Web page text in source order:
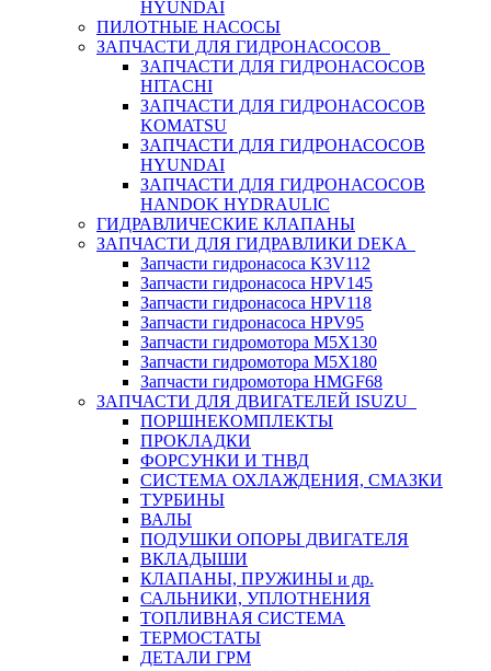
HYUNDAI
ПИЛОТНЫЕ НАСОСЫ
ЗАПЧАСТИ ДЛЯ ГИДРОНАСОСОВ
ЗАПЧАСТИ ДЛЯ ГИДРОНАСОСОВ
HITACHI
ЗАПЧАСТИ ДЛЯ ГИДРОНАСОСОВ
KOMATSU
ЗАПЧАСТИ ДЛЯ ГИДРОНАСОСОВ
HYUNDAI
ЗАПЧАСТИ ДЛЯ ГИДРОНАСОСОВ
HANDOK HYDRAULIC
ГИДРАВЛИЧЕСКИЕ КЛАПАНЫ
ЗАПЧАСТИ ДЛЯ ГИДРАВЛИКИ DEKA
Запчасти гидронасоса K3V112
Запчасти гидронасоса HPV145
Запчасти гидронасоса HPV118
Запчасти гидронасоса HPV95
Запчасти гидромотора M5X130
Запчасти гидромотора M5X180
Запчасти гидромотора HMGF68
ЗАПЧАСТИ ДЛЯ ДВИГАТЕЛЕЙ ISUZU
ПОРШНЕКОМПЛЕКТЫ
ПРОКЛАДКИ
ФОРСУНКИ И ТНВД
СИСТЕМА ОХЛАЖДЕНИЯ, СМАЗКИ
ТУРБИНЫ
ВАЛЫ
ПОДУШКИ ОПОРЫ ДВИГАТЕЛЯ
ВКЛАДЫШИ
КЛАПАНЫ, ПРУЖИНЫ и др.
САЛЬНИКИ, УПЛОТНЕНИЯ
ТОПЛИВНАЯ СИСТЕМА
ТЕРМОСТАТЫ
ДЕТАЛИ ГРМ